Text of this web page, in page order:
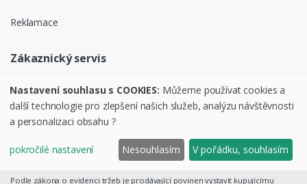
Reklamace
Zákaznický servis
Ochrana osobních údajů
Obchodní podmínky
Podle zákona o evidenci tržeb je prodávající povinen vystavit kupujícímu
Nastavení souhlasu s COOKIES: Můžeme používat cookies a
další technologie pro zlepšení našich služeb, analýzu návštěvnosti
a personalizaci obsahu ?
pokročilé nastavení Nesouhlasím V pořádku, souhlasím